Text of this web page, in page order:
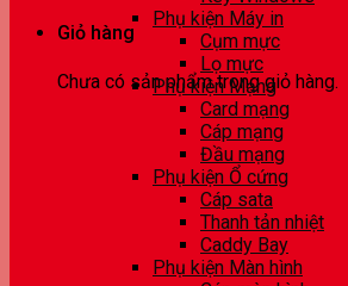
Giỏ hàng
Chưa có sản phẩm trong giỏ hàng.
Phụ kiện Máy in
Cụm mực
Lọ mực
Phụ kiện Mạng
Card mạng
Cáp mạng
Đầu mạng
Phụ kiện Ổ cứng
Cáp sata
Thanh tản nhiệt
Caddy Bay
Phụ kiện Màn hình